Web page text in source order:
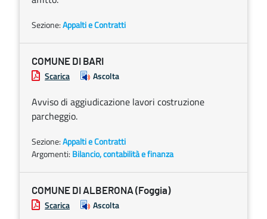
Sezione:Appalti e Contratti
COMUNE DI BARI
Scarica Ascolta
Avviso di aggiudicazione lavori costruzione
parcheggio.
Sezione:Appalti e Contratti
Argomenti: Bilancio, contabilità e finanza
COMUNE DI ALBERONA (Foggia)
Scarica Ascolta